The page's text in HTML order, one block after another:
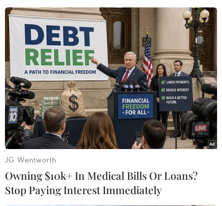
#Myanmar #Nhật báo #Tư nhân
#Kiểm duyệt
Áo
Myanmar
Theo dõi VietnamPlus
JG Wentworth
Owning $10k+ In Medical Bills Or Loans?
Stop Paying Interest Immediately